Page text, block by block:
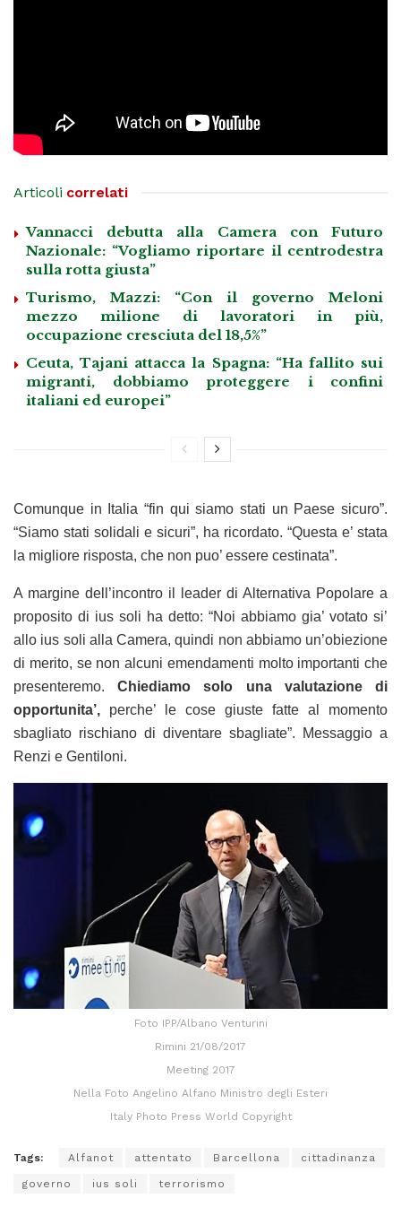
Articoli correlati
Vannacci debutta alla Camera con Futuro
Nazionale: “Vogliamo riportare il centrodestra
sulla rotta giusta”
Turismo, Mazzi: “Con il governo Meloni
mezzo milione di lavoratori in più,
occupazione cresciuta del 18,5%”
Ceuta, Tajani attacca la Spagna: “Ha fallito sui
migranti, dobbiamo proteggere i confini
italiani ed europei”
Comunque in Italia “fin qui siamo stati un Paese sicuro”.
“Siamo stati solidali e sicuri”, ha ricordato. “Questa e’ stata
la migliore risposta, che non puo’ essere cestinata”.
A margine dell’incontro il leader di Alternativa Popolare a
proposito di ius soli ha detto: “Noi abbiamo gia’ votato si’
allo ius soli alla Camera, quindi non abbiamo un’obiezione
di merito, se non alcuni emendamenti molto importanti che
presenteremo.Chiediamo solo una valutazione di
opportunita’, perche’ le cose giuste fatte al momento
sbagliato rischiano di diventare sbagliate”. Messaggio a
Renzi e Gentiloni.
Foto IPP/Albano Venturini
Rimini 21/08/2017
Meeting 2017
Nella Foto Angelino Alfano Ministro degli Esteri
Italy Photo Press World Copyright
Tags: Alfanot attentato Barcellona cittadinanza
governo ius soli terrorismo